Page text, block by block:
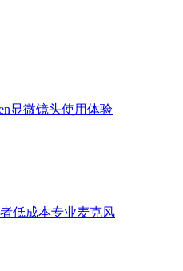
显微镜头使用体验
低成本专业麦克风